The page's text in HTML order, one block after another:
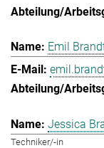
Emil
Jessica
Techniker/-in